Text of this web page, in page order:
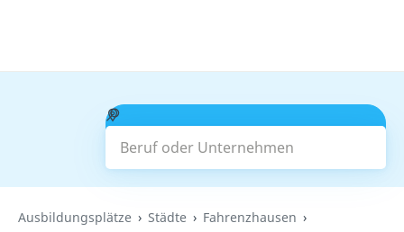
Beruf oder Unternehmen
Suchen
Ausbildungsplätze Städte
Fahrenzhausen